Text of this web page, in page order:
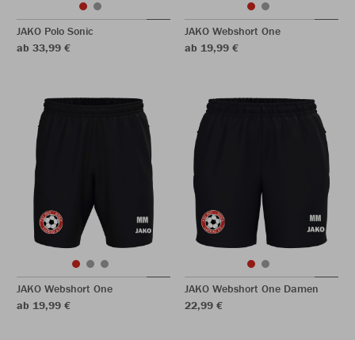
JAKO Polo Sonic
ab 33,99 €
JAKO Webshort One
ab 19,99 €
JAKO Webshort One
ab 19,99 €
JAKO Webshort One Damen
22,99 €